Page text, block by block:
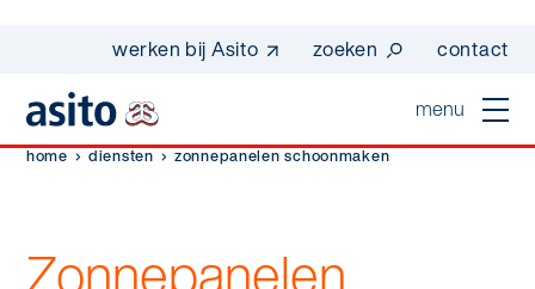
werken bij Asito zoeken contact
menu
home
diensten
home diensten zonnepanelen schoonmaken